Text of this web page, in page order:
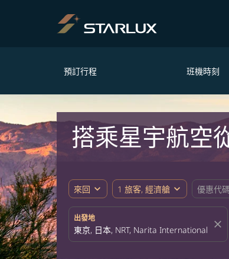
預訂行程 班機時刻
搭乘星宇航空
來回 expand_more 1 旅客, 經濟艙 expand_more 優惠代碼
出發地
close